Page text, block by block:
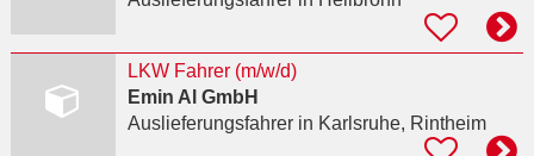
LKW Fahrer (m/w/d)
Emin Al GmbH
Auslieferungsfahrerin Karlsruhe, Rintheim